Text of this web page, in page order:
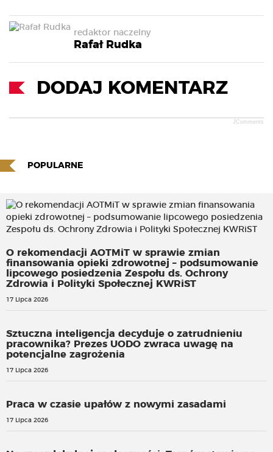
redaktor naczelny
Rafał Rudka
DODAJ KOMENTARZ
JComments
POPULARNE
O rekomendacji AOTMiT w sprawie zmian
finansowania opieki zdrowotnej – podsumowanie
lipcowego posiedzenia Zespołu ds. Ochrony
Zdrowia i Polityki Społecznej KWRiST
17 Lipca 2026
Sztuczna inteligencja decyduje o zatrudnieniu
pracownika? Prezes UODO zwraca uwagę na
potencjalne zagrożenia
17 Lipca 2026
Praca w czasie upałów z nowymi zasadami
17 Lipca 2026